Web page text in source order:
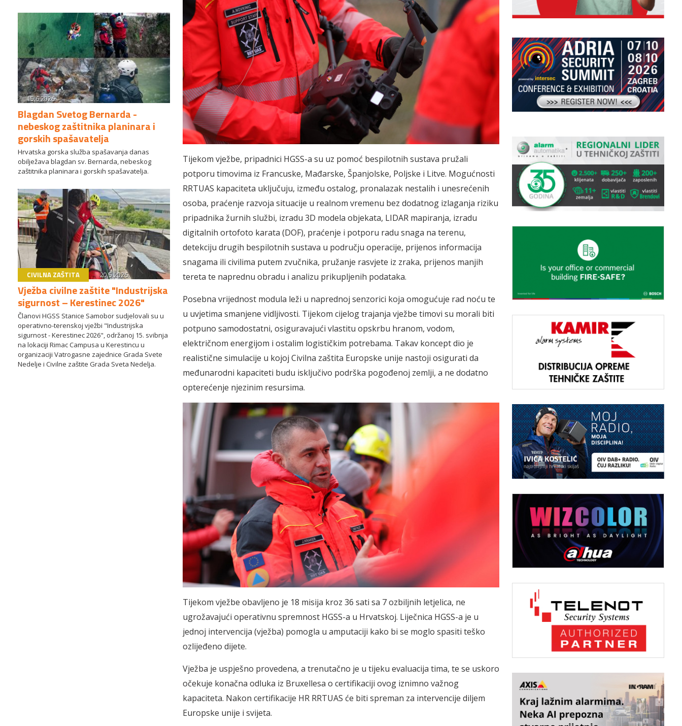
15.6.2026.
Blagdan Svetog Bernarda -
nebeskog zaštitnika planinara i
gorskih spašavatelja
Hrvatska gorska služba spašavanja danas
obilježava blagdan sv. Bernarda, nebeskog
zaštitnika planinara i gorskih spašavatelja.
CIVILNA ZAŠTITA 20.5.2026.
Vježba civilne zaštite "Industrijska
sigurnost – Kerestinec 2026"
Članovi HGSS Stanice Samobor sudjelovali su u
operativno-terenskoj vježbi "Industrijska
sigurnost - Kerestinec 2026", održanoj 15. svibnja
na lokaciji Rimac Campusa u Kerestincu u
organizaciji Vatrogasne zajednice Grada Svete
Nedelje i Civilne zaštite Grada Sveta Nedelja.
Tijekom vježbe, pripadnici HGSS-a su uz pomoć bespilotnih sustava pružali
potporu timovima iz Francuske, Mađarske, Španjolske, Poljske i Litve. Mogućnosti
RRTUAS kapaciteta uključuju, između ostalog, pronalazak nestalih i unesrećenih
osoba, praćenje razvoja situacije u realnom vremenu bez dodatnog izlaganja riziku
pripadnika žurnih službi, izradu 3D modela objekata, LIDAR mapiranja, izradu
digitalnih ortofoto karata (DOF), praćenje i potporu radu snaga na terenu,
detekciju drugih bespilotnih sustava u području operacije, prijenos informacija
snagama ili civilima putem zvučnika, pružanje rasvjete iz zraka, prijenos manjih
tereta te naprednu obradu i analizu prikupljenih podataka.
Posebna vrijednost modula leži u naprednoj senzorici koja omogućuje rad noću te
u uvjetima smanjene vidljivosti. Tijekom cijelog trajanja vježbe timovi su morali biti
potpuno samodostatni, osiguravajući vlastitu opskrbu hranom, vodom,
električnom energijom i ostalim logističkim potrebama. Takav koncept dio je
realistične simulacije u kojoj Civilna zaštita Europske unije nastoji osigurati da
međunarodni kapaciteti budu isključivo podrška pogođenoj zemlji, a ne dodatno
opterećenje njezinim resursima.
Tijekom vježbe obavljeno je 18 misija kroz 36 sati sa 7 ozbiljnih letjelica, ne
ugrožavajući operativnu spremnost HGSS-a u Hrvatskoj. Liječnica HGSS-a je u
jednoj intervencija (vježba) pomogla u amputaciji kako bi se moglo spasiti teško
ozlijeđeno dijete.
Vježba je uspješno provedena, a trenutačno je u tijeku evaluacija tima, te se uskoro
očekuje konačna odluka iz Bruxellesa o certifikaciji ovog iznimno važnog
kapaciteta. Nakon certifikacije HR RRTUAS će biti spreman za intervencije diljem
Europske unije i svijeta.